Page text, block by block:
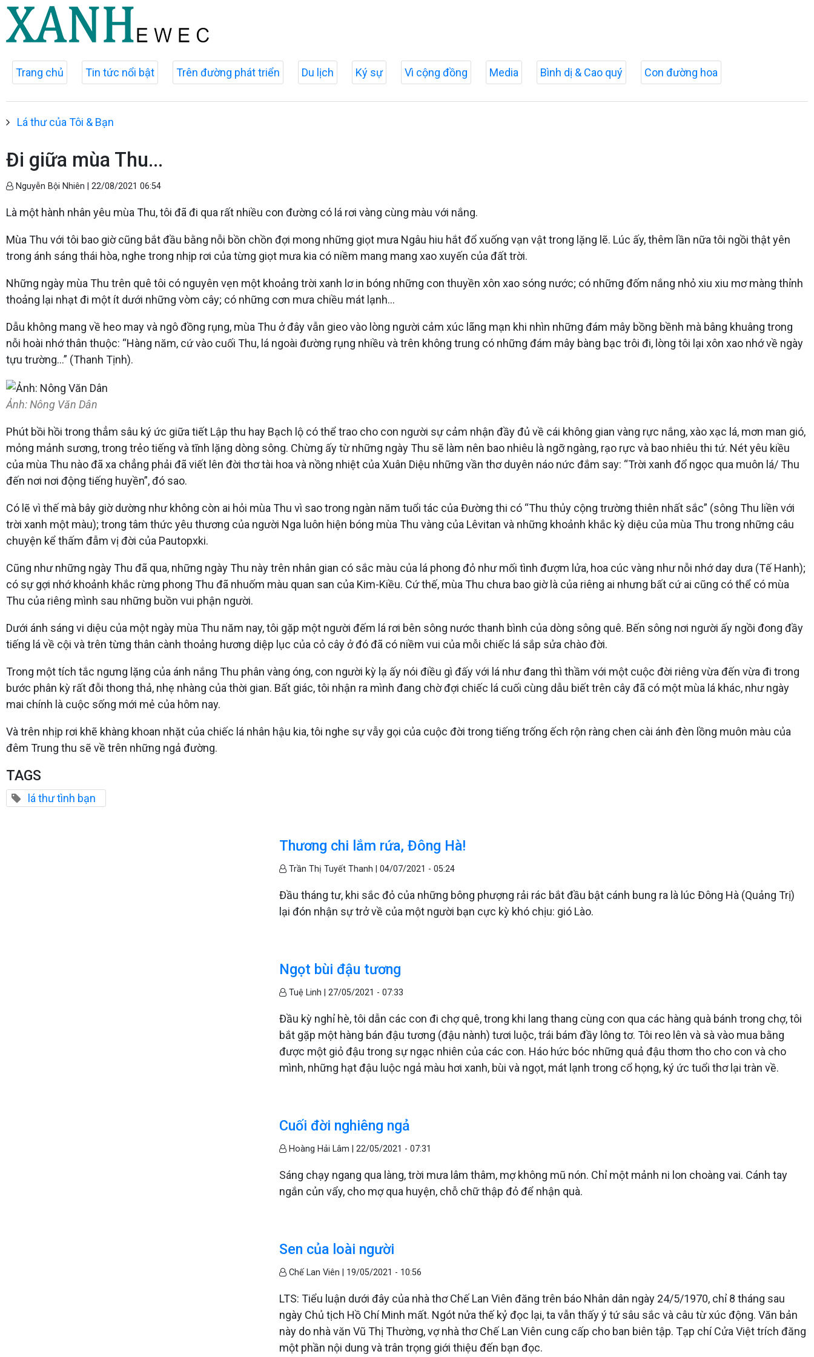
Trang chủ Tin tức nổi bật Trên đường phát triển Du lịch Ký sự Vì cộng đồng Media Bình dị & Cao quý Con đường hoa
Lá thư của Tôi & Bạn
Đi giữa mùa Thu...
Nguyễn Bội Nhiên | 22/08/2021 06:54
Là một hành nhân yêu mùa Thu, tôi đã đi qua rất nhiều con đường có lá rơi vàng cùng màu với nắng.
Mùa Thu với tôi bao giờ cũng bắt đầu bằng nỗi bồn chồn đợi mong những giọt mưa Ngâu hiu hắt đổ xuống vạn vật trong lặng lẽ. Lúc ấy, thêm lần nữa tôi ngồi thật yên
trong ánh sáng thái hòa, nghe trong nhịp rơi của từng giọt mưa kia có niềm mang mang xao xuyến của đất trời.
Những ngày mùa Thu trên quê tôi có nguyên vẹn một khoảng trời xanh lơ in bóng những con thuyền xôn xao sóng nước; có những đốm nắng nhỏ xiu xiu mơ màng thỉnh
thoảng lại nhạt đi một ít dưới những vòm cây; có những cơn mưa chiều mát lạnh…
Dẫu không mang về heo may và ngô đồng rụng, mùa Thu ở đây vẫn gieo vào lòng người cảm xúc lãng mạn khi nhìn những đám mây bồng bềnh mà bâng khuâng trong
nỗi hoài nhớ thân thuộc: “Hàng năm, cứ vào cuối Thu, lá ngoài đường rụng nhiều và trên không trung có những đám mây bàng bạc trôi đi, lòng tôi lại xôn xao nhớ về ngày
tựu trường…” (Thanh Tịnh).
Ảnh: Nông Văn Dân
Phút bồi hồi trong thẳm sâu ký ức giữa tiết Lập thu hay Bạch lộ có thể trao cho con người sự cảm nhận đầy đủ về cái không gian vàng rực nắng, xào xạc lá, mơn man gió,
mỏng mảnh sương, trong trẻo tiếng và tĩnh lặng dòng sông. Chừng ấy từ những ngày Thu sẽ làm nên bao nhiêu là ngỡ ngàng, rạo rực và bao nhiêu thi tứ. Nét yêu kiều
của mùa Thu nào đã xa chẳng phải đã viết lên đời thơ tài hoa và nồng nhiệt của Xuân Diệu những vần thơ duyên náo nức đắm say: “Trời xanh đổ ngọc qua muôn lá/ Thu
đến nơi nơi động tiếng huyền”, đó sao.
Có lẽ vì thế mà bây giờ dường như không còn ai hỏi mùa Thu vì sao trong ngàn năm tuổi tác của Đường thi có “Thu thủy cộng trường thiên nhất sắc” (sông Thu liền với
trời xanh một màu); trong tâm thức yêu thương của người Nga luôn hiện bóng mùa Thu vàng của Lêvitan và những khoảnh khắc kỳ diệu của mùa Thu trong những câu
chuyện kể thấm đẫm vị đời của Pautopxki.
Cũng như những ngày Thu đã qua, những ngày Thu này trên nhân gian có sắc màu của lá phong đỏ như mối tình đượm lửa, hoa cúc vàng như nỗi nhớ day dưa (Tế Hanh);
có sự gợi nhớ khoảnh khắc rừng phong Thu đã nhuốm màu quan san của Kim-Kiều. Cứ thế, mùa Thu chưa bao giờ là của riêng ai nhưng bất cứ ai cũng có thể có mùa
Thu của riêng mình sau những buồn vui phận người.
Dưới ánh sáng vi diệu của một ngày mùa Thu năm nay, tôi gặp một người đếm lá rơi bên sông nước thanh bình của dòng sông quê. Bến sông nơi người ấy ngồi đong đầy
tiếng lá về cội và trên từng thân cành thoảng hương diệp lục của cỏ cây ở đó đã có niềm vui của mỗi chiếc lá sắp sửa chào đời.
Trong một tích tắc ngưng lặng của ánh nắng Thu phân vàng óng, con người kỳ lạ ấy nói điều gì đấy với lá như đang thì thầm với một cuộc đời riêng vừa đến vừa đi trong
bước phân kỳ rất đỗi thong thả, nhẹ nhàng của thời gian. Bất giác, tôi nhận ra mình đang chờ đợi chiếc lá cuối cùng dẫu biết trên cây đã có một mùa lá khác, như ngày
mai chính là cuộc sống mới mẻ của hôm nay.
Và trên nhịp rơi khẽ khàng khoan nhặt của chiếc lá nhân hậu kia, tôi nghe sự vẫy gọi của cuộc đời trong tiếng trống ếch rộn ràng chen cài ánh đèn lồng muôn màu của
đêm Trung thu sẽ về trên những ngả đường.
TAGS
lá thư tình bạn
Thương chi lắm rứa, Đông Hà!
Trần Thị Tuyết Thanh |04/07/2021 - 05:24
Đầu tháng tư, khi sắc đỏ của những bông phượng rải rác bắt đầu bật cánh bung ra là lúc Đông Hà (Quảng Trị)
lại đón nhận sự trở về của một người bạn cực kỳ khó chịu: gió Lào.
Ngọt bùi đậu tương
Tuệ Linh |27/05/2021 - 07:33
Đầu kỳ nghỉ hè, tôi dẫn các con đi chợ quê, trong khi lang thang cùng con qua các hàng quà bánh trong chợ, tôi
bắt gặp một hàng bán đậu tương (đậu nành) tươi luộc, trái bám đầy lông tơ. Tôi reo lên và sà vào mua bằng
được một giỏ đậu trong sự ngạc nhiên của các con. Háo hức bóc những quả đậu thơm tho cho con và cho
mình, những hạt đậu luộc ngả màu hơi xanh, bùi và ngọt, mát lạnh trong cổ họng, ký ức tuổi thơ lại tràn về.
Cuối đời nghiêng ngả
Hoàng Hải Lâm |22/05/2021 - 07:31
Sáng chạy ngang qua làng, trời mưa lâm thâm, mợ không mũ nón. Chỉ một mảnh ni lon choàng vai. Cánh tay
ngắn củn vẩy, cho mợ qua huyện, chỗ chữ thập đỏ để nhận quà.
Sen của loài người
Chế Lan Viên | 19/05/2021 - 10:56
LTS: Tiểu luận dưới đây của nhà thơ Chế Lan Viên đăng trên báo Nhân dân ngày 24/5/1970, chỉ 8 tháng sau
ngày Chủ tịch Hồ Chí Minh mất. Ngót nửa thế kỷ đọc lại, ta vẫn thấy ý tứ sâu sắc và câu từ xúc động. Văn bản
này do nhà văn Vũ Thị Thường, vợ nhà thơ Chế Lan Viên cung cấp cho ban biên tập. Tạp chí Cửa Việt trích đăng
một phần nội dung và trân trọng giới thiệu đến bạn đọc.